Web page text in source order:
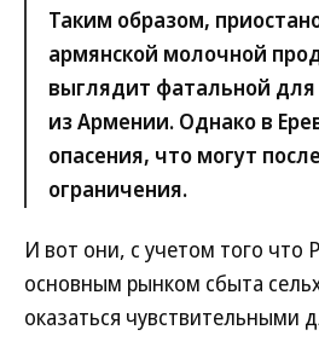
Таким образом,
армянской молочной
выглядит фатальной
из Армении. Однако в
опасения, что могут
ограничения.
И вот они, c учетом того что
основным рынком сбыта
оказаться чувствительными